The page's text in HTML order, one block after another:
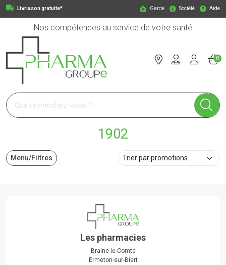
Livriason gratuite* Garde Société Aide
Nos compétences au service de votre santé
Pharmagroupe Votre pharmacie en ligne à votre service
0
1902
Menu/Filtres
Les pharmacies
Braine-le-Comte
Ermeton-sur-Biert